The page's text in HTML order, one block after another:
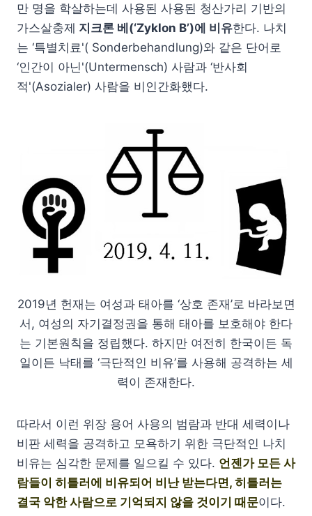
만 명을 학살하는데 사용된 사용된 청산가리 기반의
가스살충제 지크론 베(‘Zyklon B’)에 비유한다. 나치
는 ‘특별치료'( Sonderbehandlung)와 같은 단어로
‘인간이 아닌'(Untermensch) 사람과 ‘반사회
적'(Asozialer) 사람을 비인간화했다.
2019년 헌재는 여성과 태아를 ‘상호 존재’로 바라보면
서, 여성의 자기결정권을 통해 태아를 보호해야 한다
는 기본원칙을 정립했다. 하지만 여전히 한국이든 독
일이든 낙태를 ‘극단적인 비유’를 사용해 공격하는 세
력이 존재한다.
따라서 이런 위장 용어 사용의 범람과 반대 세력이나
비판 세력을 공격하고 모욕하기 위한 극단적인 나치
비유는 심각한 문제를 일으킬 수 있다. 언젠가 모든 사
람들이 히틀러에 비유되어 비난 받는다면, 히틀러는
결국 악한 사람으로 기억되지 않을 것이기 때문이다.